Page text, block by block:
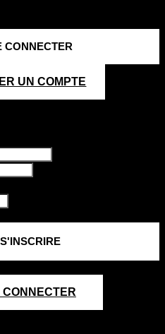
UN COMPTE
CONNECTER